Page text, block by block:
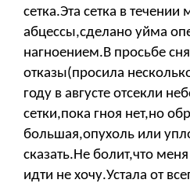
сетка.Эта сетка в течении
абцессы,сделано уйма
нагноением.В просьбе
отказы(просила
году в августе отсекли
сетки,пока гноя нет,но
большая,опухоль или
сказать.Не болит,что
идти не хочу.Устала от